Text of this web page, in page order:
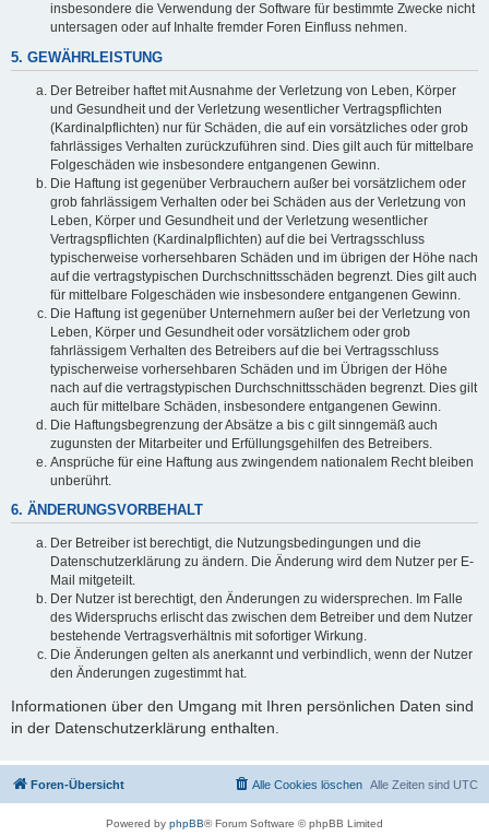
insbesondere die Verwendung der Software für bestimmte Zwecke nicht
untersagen oder auf Inhalte fremder Foren Einfluss nehmen.
5. GEWÄHRLEISTUNG
Der Betreiber haftet mit Ausnahme der Verletzung von Leben, Körper
und Gesundheit und der Verletzung wesentlicher Vertragspflichten
(Kardinalpflichten) nur für Schäden, die auf ein vorsätzliches oder grob
fahrlässiges Verhalten zurückzuführen sind. Dies gilt auch für mittelbare
Folgeschäden wie insbesondere entgangenen Gewinn.
Die Haftung ist gegenüber Verbrauchern außer bei vorsätzlichem oder
grob fahrlässigem Verhalten oder bei Schäden aus der Verletzung von
Leben, Körper und Gesundheit und der Verletzung wesentlicher
Vertragspflichten (Kardinalpflichten) auf die bei Vertragsschluss
typischerweise vorhersehbaren Schäden und im übrigen der Höhe nach
auf die vertragstypischen Durchschnittsschäden begrenzt. Dies gilt auch
für mittelbare Folgeschäden wie insbesondere entgangenen Gewinn.
Die Haftung ist gegenüber Unternehmern außer bei der Verletzung von
Leben, Körper und Gesundheit oder vorsätzlichem oder grob
fahrlässigem Verhalten des Betreibers auf die bei Vertragsschluss
typischerweise vorhersehbaren Schäden und im Übrigen der Höhe
nach auf die vertragstypischen Durchschnittsschäden begrenzt. Dies gilt
auch für mittelbare Schäden, insbesondere entgangenen Gewinn.
Die Haftungsbegrenzung der Absätze a bis c gilt sinngemäß auch
zugunsten der Mitarbeiter und Erfüllungsgehilfen des Betreibers.
Ansprüche für eine Haftung aus zwingendem nationalem Recht bleiben
unberührt.
6. ÄNDERUNGSVORBEHALT
Der Betreiber ist berechtigt, die Nutzungsbedingungen und die
Datenschutzerklärung zu ändern. Die Änderung wird dem Nutzer per E-
Mail mitgeteilt.
Der Nutzer ist berechtigt, den Änderungen zu widersprechen. Im Falle
des Widerspruchs erlischt das zwischen dem Betreiber und dem Nutzer
bestehende Vertragsverhältnis mit sofortiger Wirkung.
Die Änderungen gelten als anerkannt und verbindlich, wenn der Nutzer
den Änderungen zugestimmt hat.
Informationen über den Umgang mit Ihren persönlichen Daten sind
in der Datenschutzerklärung enthalten.
Foren-Übersicht Alle Zeiten sind UTC
Alle Cookies löschen
Powered by phpBB® Forum Software © phpBB Limited